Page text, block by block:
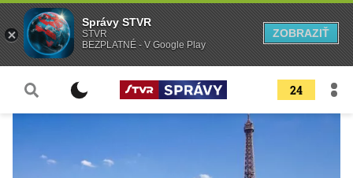
24
Správy STVR
STVR
BEZPLATNÉ - V Google Play
ZOBRAZIŤ